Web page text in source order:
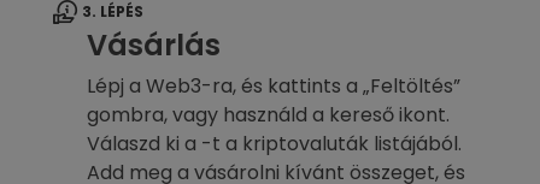
3. LÉPÉS
Vásárlás
Lépj a Web3-ra, és kattints a „Feltöltés”
gombra, vagy használd a kereső ikont.
Válaszd ki a -t a kriptovaluták listájából.
Add meg a vásárolni kívánt összeget, és